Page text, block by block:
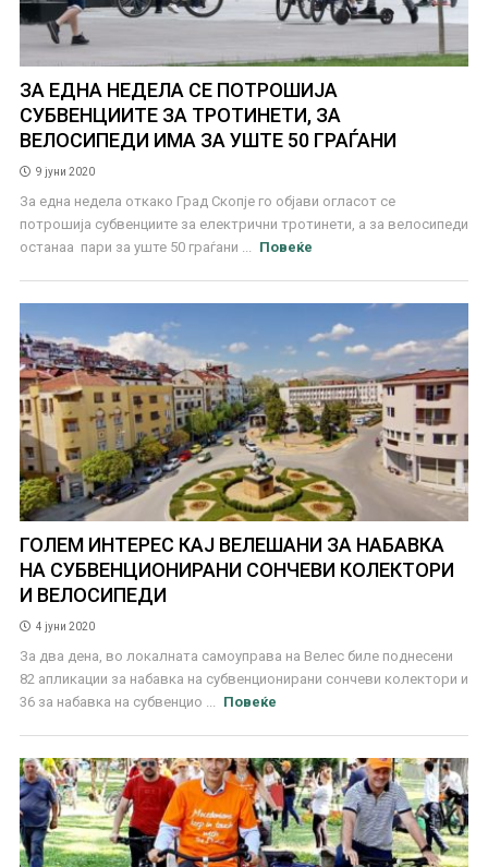
ЗА ЕДНА НЕДЕЛА СЕ ПОТРОШИЈА
СУБВЕНЦИИТЕ ЗА ТРОТИНЕТИ, ЗА
ВЕЛОСИПЕДИ ИМА ЗА УШТЕ 50 ГРАЃАНИ
9 јуни 2020
За една недела откако Град Скопје го објави огласот се
потрошија субвенциите за електрични тротинети, а за велосипеди
останаа пари за уште 50 граѓани ...
Повеќе
ГОЛЕМ ИНТЕРЕС КАЈ ВЕЛЕШАНИ ЗА НАБАВКА
НА СУБВЕНЦИОНИРАНИ СОНЧЕВИ КОЛЕКТОРИ
И ВЕЛОСИПЕДИ
4 јуни 2020
За два дена, во локалната самоуправа на Велес биле поднесени
82 апликации за набавка на субвенционирани сончеви колектори и
36 за набавка на субвенцио ...
Повеќе